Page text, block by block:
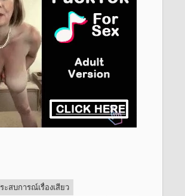
ะสบการณ์เรื่องเสียว